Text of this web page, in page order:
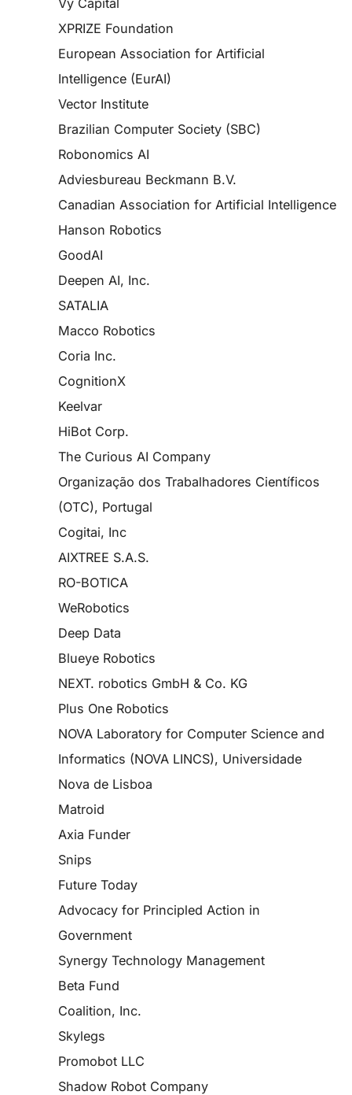
Vy Capital
XPRIZE Foundation
European Association for Artificial
Intelligence (EurAI)
Vector Institute
Brazilian Computer Society (SBC)
Robonomics AI
Adviesbureau Beckmann B.V.
Canadian Association for Artificial Intelligence
Hanson Robotics
GoodAI
Deepen AI, Inc.
SATALIA
Macco Robotics
Coria Inc.
CognitionX
Keelvar
HiBot Corp.
The Curious AI Company
Organização dos Trabalhadores Científicos
(OTC), Portugal
Cogitai, Inc
AIXTREE S.A.S.
RO-BOTICA
WeRobotics
Deep Data
Blueye Robotics
NEXT. robotics GmbH & Co. KG
Plus One Robotics
NOVA Laboratory for Computer Science and
Informatics (NOVA LINCS), Universidade
Nova de Lisboa
Matroid
Axia Funder
Snips
Future Today
Advocacy for Principled Action in
Government
Synergy Technology Management
Beta Fund
Coalition, Inc.
Skylegs
Promobot LLC
Shadow Robot Company